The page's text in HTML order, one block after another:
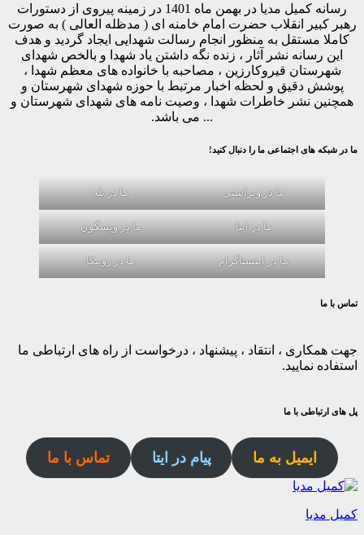
رسانه کمیل مدیا در بهمن ماه 1401 در زمینه پیروی از دستورات
رهبر کبیر انقلاب حضرت امام خامنه ای ( مدظله العالی ) به صورت
کاملا مستقل به منظور انجام رسالت شهدایی ایجاد گردید و هدف
این رسانه نشر آثار ، زنده نگه داشتن یاد شهدا و بالخص شهدای
شهرستان قیروکارزین ، مصاحبه با خانواده های معظم شهدا ،
پوشش دقیق و لحظه اخبار مرتبط با حوزه شهدای شهرستان و
همچنین نشر خاطرات شهدا ، وصیت نامه های شهدای شهرستان و
... می باشد.
ما در شبکه های اجتماعی ما را دنبال کنید!
ما در ویراستی ما در بله
ما در ایتا ما در ویسگون
ما در اینستاگرام ما در روبیکا
تماس با ما
جهت همکاری ، انتقاد ، پیشنهاد ، درخواست از راه های ارتباطی ما
استفاده نمایید.
پل های ارتباطی با ما
ایمیل به ما پیام در ایتا تماس با ما
کمیل مدیا